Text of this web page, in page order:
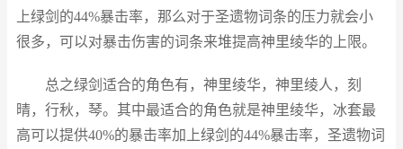
上绿剑的44%暴击率，那么对于圣遗物词条的压力就会小
很多，可以对暴击伤害的词条来堆提高神里绫华的上限。
总之绿剑适合的角色有，神里绫华，神里绫人，刻
晴，行秋，琴。其中最适合的角色就是神里绫华，冰套最
高可以提供40%的暴击率加上绿剑的44%暴击率，圣遗物词